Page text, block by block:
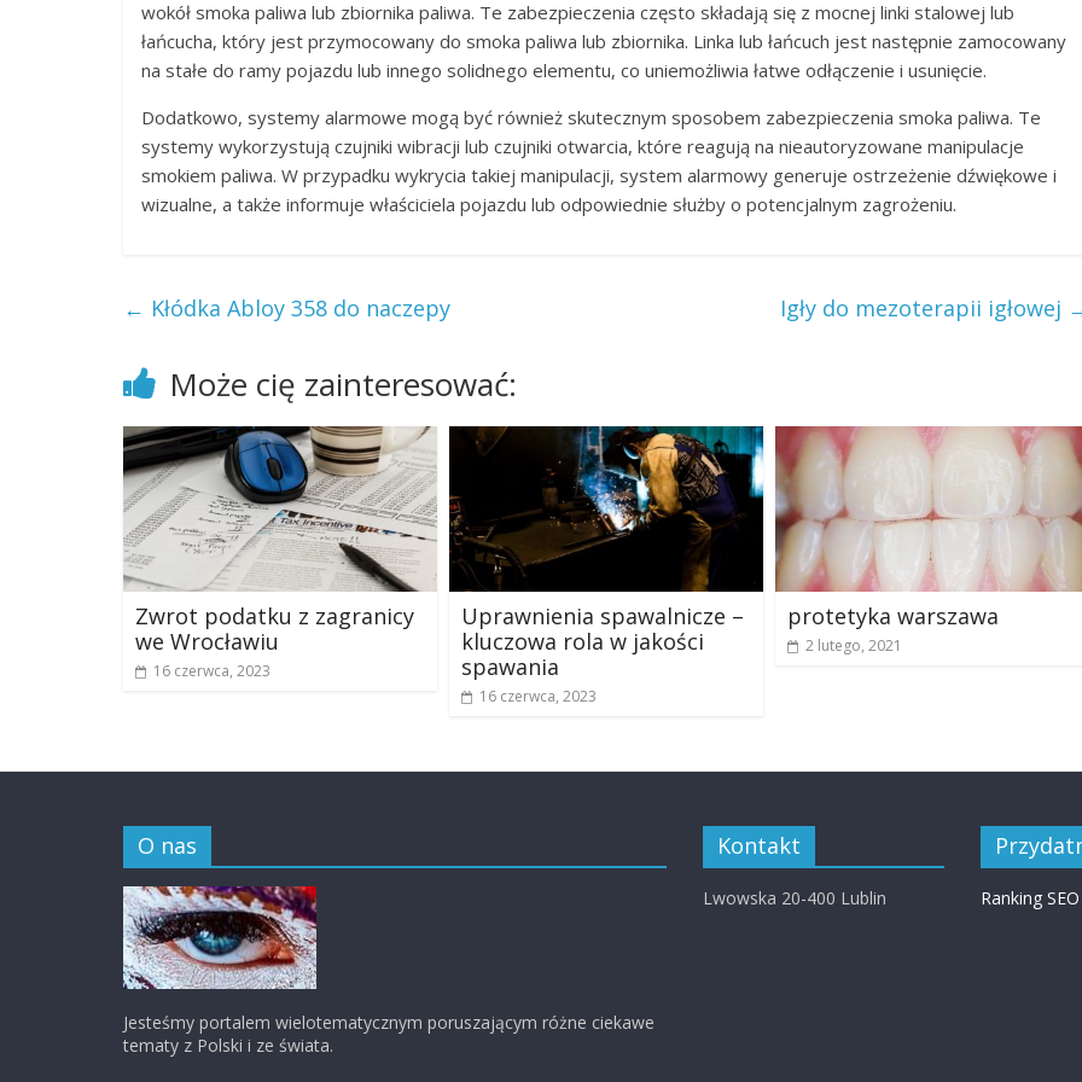
wokół smoka paliwa lub zbiornika paliwa. Te zabezpieczenia często składają się z mocnej linki stalowej lub
łańcucha, który jest przymocowany do smoka paliwa lub zbiornika. Linka lub łańcuch jest następnie zamocowany
na stałe do ramy pojazdu lub innego solidnego elementu, co uniemożliwia łatwe odłączenie i usunięcie.
Dodatkowo, systemy alarmowe mogą być również skutecznym sposobem zabezpieczenia smoka paliwa. Te
systemy wykorzystują czujniki wibracji lub czujniki otwarcia, które reagują na nieautoryzowane manipulacje
smokiem paliwa. W przypadku wykrycia takiej manipulacji, system alarmowy generuje ostrzeżenie dźwiękowe i
wizualne, a także informuje właściciela pojazdu lub odpowiednie służby o potencjalnym zagrożeniu.
← Kłódka Abloy 358 do naczepy Igły do mezoterapii igłowej
Może cię zainteresować:
Zwrot podatku z zagranicy
we Wrocławiu
16 czerwca, 2023
Uprawnienia spawalnicze –
kluczowa rola w jakości
spawania
16 czerwca, 2023
protetyka warszawa
2 lutego, 2021
O nas
Jesteśmy portalem wielotematycznym poruszającym różne ciekawe
tematy z Polski i ze świata.
Kontakt
Lwowska 20-400 Lublin Ranking